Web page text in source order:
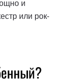
и
или рок-